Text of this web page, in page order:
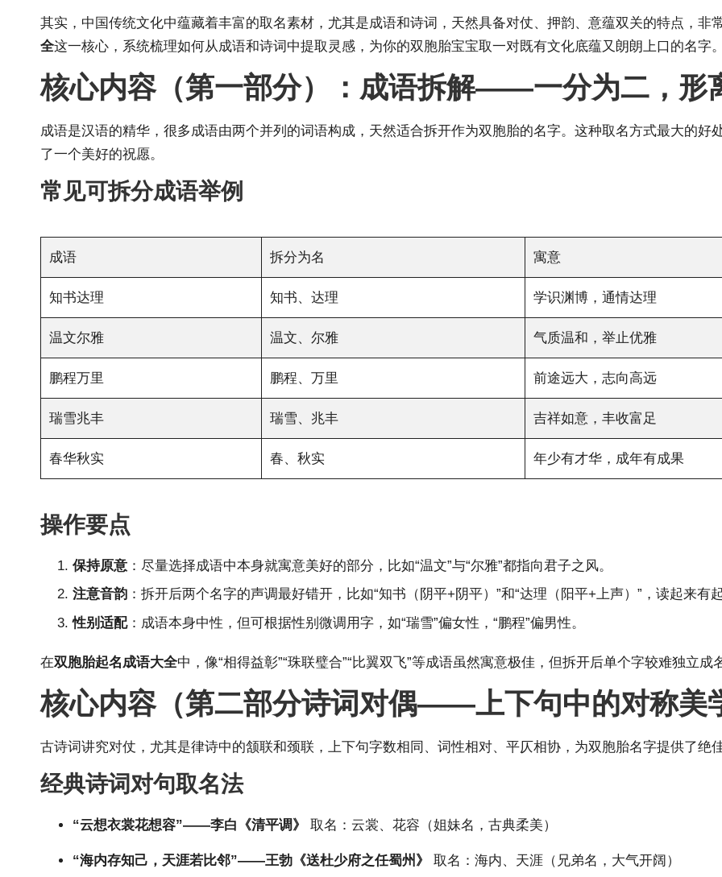
其实，中国传统文化中蕴藏着丰富的取名素材，尤其是成语和诗词，天然具备对仗、押韵、意蕴双关的特点，非
全这一核心，系统梳理如何从成语和诗词中提取灵感，为你的双胞胎宝宝取一对既有文化底蕴又朗朗上口的名字。
核心内容（第一部分）：成语拆解——一分为二，形
成语是汉语的精华，很多成语由两个并列的词语构成，天然适合拆开作为双胞胎的名字。这种取名方式最大的好
了一个美好的祝愿。
常见可拆分成语举例
成语 拆分为名 寓意
知书达理 知书、达理 学识渊博，通情达理
温文尔雅 温文、尔雅 气质温和，举止优雅
鹏程万里 鹏程、万里 前途远大，志向高远
瑞雪兆丰 瑞雪、兆丰 吉祥如意，丰收富足
春华秋实 春、秋实 年少有才华，成年有成果
操作要点
保持原意 ：尽量选择成语中本身就寓意美好的部分，比如“温文”与“尔雅”都指向君子之风。
注意音韵 ：拆开后两个名字的声调最好错开，比如“知书（阴平+阴平）”和“达理（阳平+上声）”，读起来有起
性别适配：成语本身中性，但可根据性别微调用字，如“瑞雪”偏女性，“鹏程”偏男性。
在双胞胎起名成语大全中，像“相得益彰”“珠联璧合”“比翼双飞”等成语虽然寓意极佳，但拆开后单个字较难独立
核心内容（第二部分诗词对偶——上下句中的对称美
古诗词讲究对仗，尤其是律诗中的颔联和颈联，上下句字数相同、词性相对、平仄相协，为双胞胎名字提供了绝佳
经典诗词对句取名法
“云想衣裳花想容”——李白《清平调》 取名：云裳、花容（姐妹名，古典柔美）
“海内存知己，天涯若比邻”——王勃《送杜少府之任蜀州》 取名：海内、天涯（兄弟名，大气开阔）